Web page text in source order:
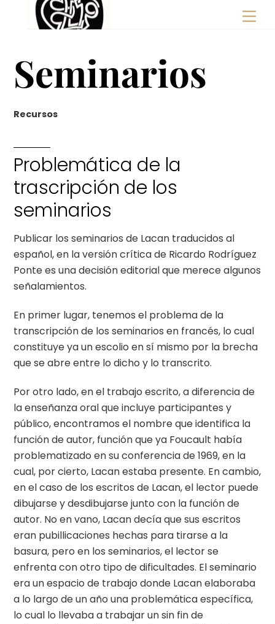
Seminarios
Recursos
Problemática de la
trascripción de los
seminarios
Publicar los seminarios de Lacan traducidos al
español, en la versión crítica de Ricardo Rodríguez
Ponte es una decisión editorial que merece algunos
señalamientos.
En primer lugar, tenemos el problema de la
transcripción de los seminarios en francés, lo cual
constituye ya un escolio en sí mismo por la brecha
que se abre entre lo dicho y lo transcrito.
Por otro lado, en el trabajo escrito, a diferencia de
la enseñanza oral que incluye participantes y
público, encontramos el nombre que identifica la
función de autor, función que ya Foucault había
problematizado en su conferencia de 1969, en la
cual, por cierto, Lacan estaba presente. En cambio,
en el caso de los escritos de Lacan, el lector puede
dibujarse y desdibujarse junto con la función de
autor. No en vano, Lacan decía que sus escritos
eran pubillicaciones hechas para tirarse a la
basura, pero en los seminarios, el lector se
enfrenta con otro tipo de dificultades. El seminario
era un espacio de trabajo donde Lacan elaboraba
a lo largo de un año una problemática específica,
lo cual lo llevaba a trabajar un sin fin de